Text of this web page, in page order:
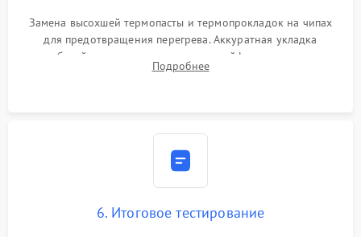
Замена высохшей термопасты и термопрокладок на чипах
для предотвращения перегрева. Аккуратная укладка
кабелей, подключение хрупких шлейфов матрицы и
надежная фиксация всех элементов внутри корпуса
Подробнее
6. Итоговое тестирование